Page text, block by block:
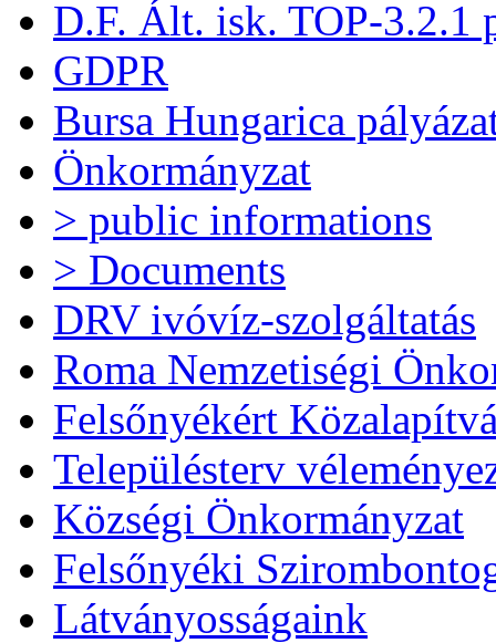
D.F. Ált. isk. TOP-3.2.1
GDPR
Bursa Hungarica
Önkormányzat
> public informations
> Documents
DRV ivóvíz-szolgáltatás
Roma Nemzetiségi
Felsőnyékért
Településterv
Községi Önkormányzat
Felsőnyéki
Látványosságaink